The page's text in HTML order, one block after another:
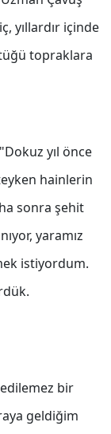
yıllardır içinde
topraklara
yıl önce
hainlerin
sonra şehit
yaramız
istiyordum.
edilemez bir
geldiğim